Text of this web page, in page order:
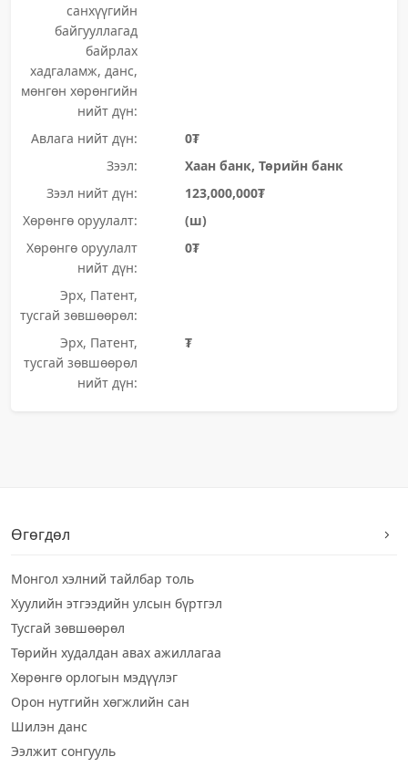
санхүүгийн
байгууллагад
байрлах
хадгаламж, данс,
мөнгөн хөрөнгийн
нийт дүн:
Авлага нийт дүн:
0₮
Зээл:
Хаан банк, Төрийн банк
Зээл нийт дүн:
123,000,000₮
Хөрөнгө оруулалт:
(ш)
Хөрөнгө оруулалт
нийт дүн:
0₮
Эрх, Патент,
тусгай зөвшөөрөл:
Эрх, Патент,
тусгай зөвшөөрөл
нийт дүн:
₮
Өгөгдөл
Монгол хэлний тайлбар толь
Хуулийн этгээдийн улсын бүртгэл
Тусгай зөвшөөрөл
Төрийн худалдан авах ажиллагаа
Хөрөнгө орлогын мэдүүлэг
Орон нутгийн хөгжлийн сан
Шилэн данс
Ээлжит сонгууль